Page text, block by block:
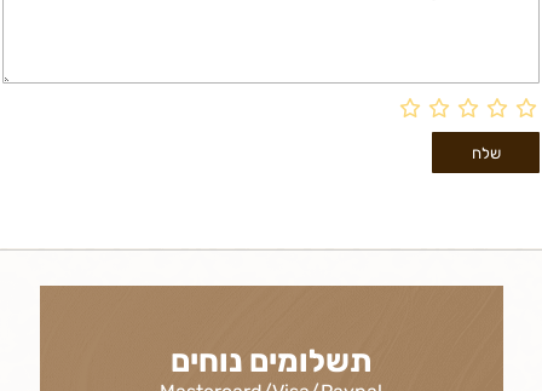
תשלומים נוחים